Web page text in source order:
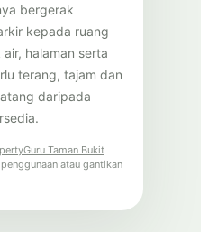
bergerak
kepada ruang
halaman serta
terang, tajam dan
daripada
Taman Bukit
atau gantikan